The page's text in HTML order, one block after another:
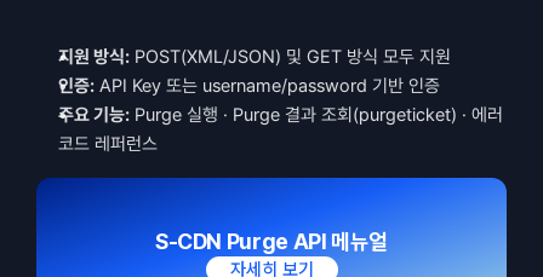
지원 방식: POST(XML/JSON) 및 GET 방식 모두 지원
인증: API Key 또는 username/password 기반 인증
주요 기능: Purge 실행 · Purge 결과 조회(purgeticket) · 에러
코드 레퍼런스
S-CDN Purge API 메뉴얼
자세히 보기